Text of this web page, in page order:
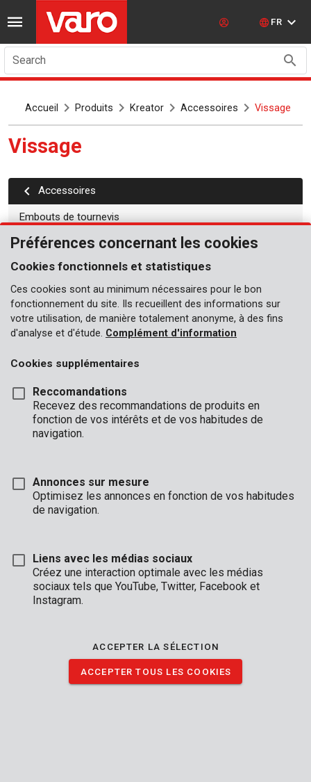
FR
Search
Accueil Produits Kreator Accessoires Vissage
Vissage
Accessoires
Embouts de tournevis
Kits embouts
Jeux d'accessoires de forage
Jeux de mèches pour perceuse à percussion
Douilles pour clé à choc
Porte-embout coudé
Tourne-écrou
Porte-embouts magnétiques
Préférences concernant les cookies
Cookies fonctionnels et statistiques
Ces cookies sont au minimum nécessaires pour le bon
fonctionnement du site. Ils recueillent des informations sur
votre utilisation, de manière totalement anonyme, à des fins
d'analyse et d'étude. Complément d'information
Cookies supplémentaires
Reccomandations
Recevez des recommandations de produits en
fonction de vos intérêts et de vos habitudes de
navigation.
Annonces sur mesure
Optimisez les annonces en fonction de vos habitudes
de navigation.
Liens avec les médias sociaux
Créez une interaction optimale avec les médias
sociaux tels que YouTube, Twitter, Facebook et
Instagram.
ACCEPTER LA SÉLECTION
ACCEPTER TOUS LES COOKIES